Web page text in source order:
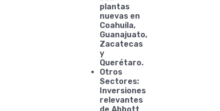
plantas
nuevas en
Coahuila,
Guanajuato,
Zacatecas
y
Querétaro.
Otros
Sectores:
Inversiones
relevantes